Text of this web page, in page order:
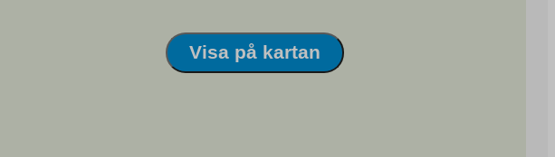
Visa på kartan